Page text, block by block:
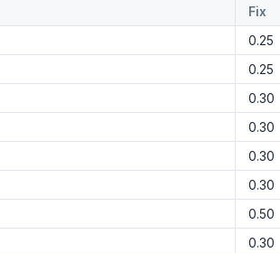
Fix
0.25
0.25
0.30
0.30
0.30
0.30
0.50
0.30